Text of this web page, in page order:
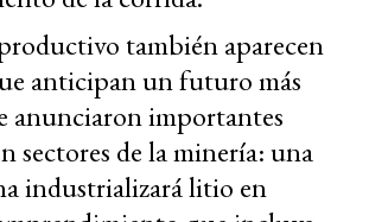
también aparecen
anticipan un futuro más
anunciaron importantes
sectores de la minería: una
industrializará litio en